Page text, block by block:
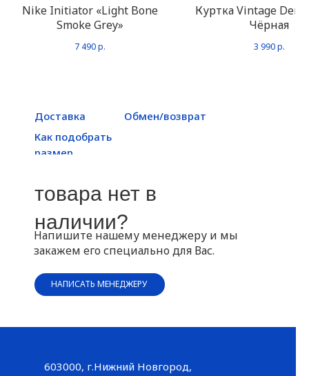
Nike Initiator «Light Bone
Smoke Grey»
7 490 р.
Куртка Vintage
Чёрная
3 990 р.
Доставка
Обмен/возврат
Как подобрать
размер
товара нет в
наличии?
Напишите нашему менеджеру и мы
закажем его специально для Вас.
НАПИСАТЬ МЕНЕДЖЕРУ
603000, г.Нижний Новгород,